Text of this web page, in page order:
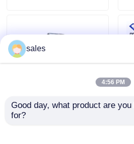
समाचार
हीरा पीसने का पहिया
विभिन्न उद्योगों में कांच की
sales
4:56 PM
Good day, what product are you
for?